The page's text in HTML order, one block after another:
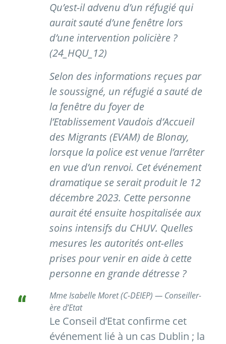
Qu’est-il advenu d’un réfugié qui
aurait sauté d’une fenêtre lors
d’une intervention policière ?
(24_HQU_12)
Selon des informations reçues par
le soussigné, un réfugié a sauté de
la fenêtre du foyer de
l’Etablissement Vaudois d’Accueil
des Migrants (EVAM) de Blonay,
lorsque la police est venue l’arrêter
en vue d’un renvoi. Cet événement
dramatique se serait produit le 12
décembre 2023. Cette personne
aurait été ensuite hospitalisée aux
soins intensifs du CHUV. Quelles
mesures les autorités ont-elles
prises pour venir en aide à cette
personne en grande détresse ?
Mme Isabelle Moret (C-DEIEP) — Conseiller-
ère d’Etat
Le Conseil d’Etat confirme cet
événement lié à un cas Dublin ; la